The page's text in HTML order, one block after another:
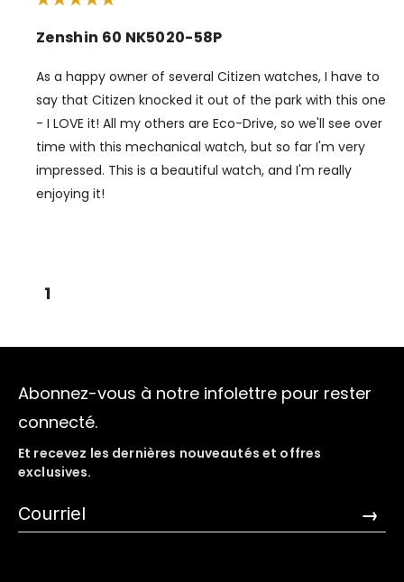
Zenshin 60 NK5020-58P
As a happy owner of several Citizen watches, I have to
say that Citizen knocked it out of the park with this one
- I LOVE it! All my others are Eco-Drive, so we'll see over
time with this mechanical watch, but so far I'm very
impressed. This is a beautiful watch, and I'm really
enjoying it!
1
Abonnez-vous à notre infolettre pour rester
connecté.
Et recevez les dernières nouveautés et offres
exclusives.
→